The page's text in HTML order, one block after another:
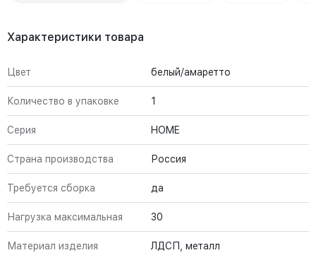
Характеристики товара
Цвет белый/амаретто
Количество в упаковке 1
Серия HOME
Страна производства Россия
Требуется сборка да
Нагрузка максимальная 30
Материал изделия ЛДСП, металл